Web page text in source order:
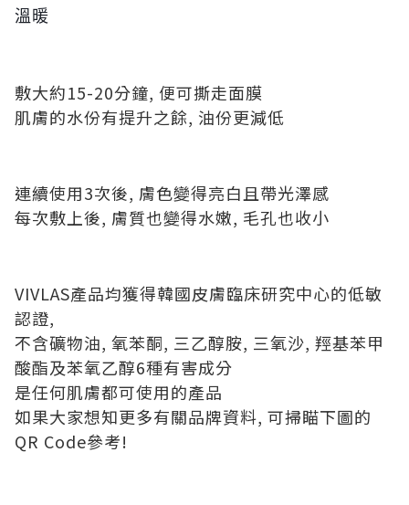
溫暖
敷大約15-20分鐘, 便可撕走面膜
肌膚的水份有提升之餘, 油份更減低
連續使用3次後, 膚色變得亮白且帶光澤感
每次敷上後, 膚質也變得水嫩, 毛孔也收小
VIVLAS產品均獲得韓國皮膚臨床研究中心的低敏
認證,
不含礦物油, 氧苯酮, 三乙醇胺, 三氧沙, 羥基苯甲
酸酯及苯氧乙醇6種有害成分
是任何肌膚都可使用的產品
如果大家想知更多有關品牌資料, 可掃瞄下圖的
QR Code參考!